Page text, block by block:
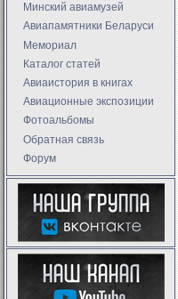
Минский авиамузей
Авиапамятники Беларуси
Мемориал
Каталог статей
Авиаистория в книгах
Авиационные экспозиции
Фотоальбомы
Обратная связь
Форум